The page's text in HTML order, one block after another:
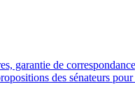
garantie de
des sénateurs